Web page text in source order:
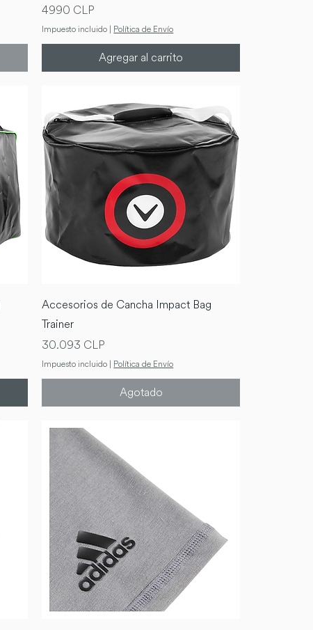
Precio
4990 CLP
Impuesto incluido | Política de Envío
Agregar al carrito
Accesorios de Cancha Impact Bag
Trainer
Precio
30.093 CLP
Impuesto incluido | Política de Envío
Agotado